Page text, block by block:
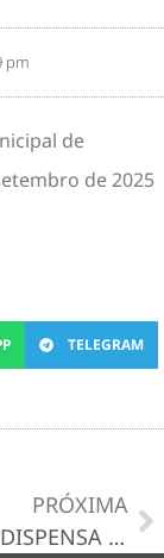
pm
de
de 2025
TELEGRAM
PRÓXIMA
AVISO DE DISPENSA N° 035/2025-D